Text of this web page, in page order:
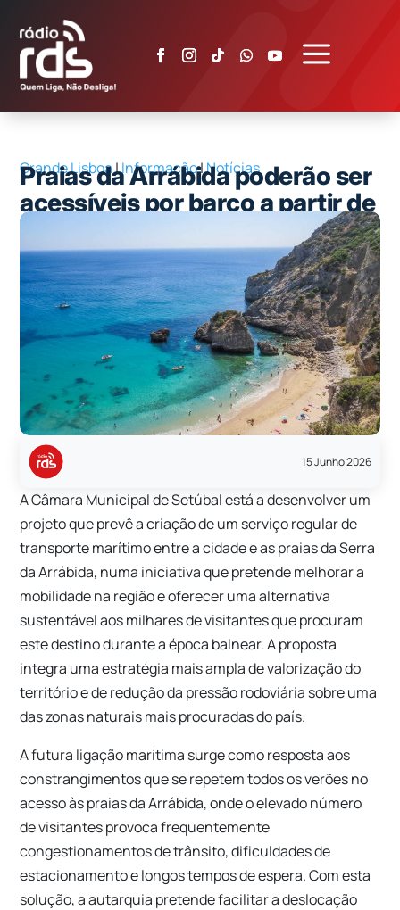
a
Grande Lisboa|Informação|Notícias
Praias da Arrábida poderão ser
acessíveis por barco a partir de
2027
15 Junho 2026
A Câmara Municipal de Setúbal está a desenvolver um
projeto que prevê a criação de um serviço regular de
transporte marítimo entre a cidade e as praias da Serra
da Arrábida, numa iniciativa que pretende melhorar a
mobilidade na região e oferecer uma alternativa
sustentável aos milhares de visitantes que procuram
este destino durante a época balnear. A proposta
integra uma estratégia mais ampla de valorização do
território e de redução da pressão rodoviária sobre uma
das zonas naturais mais procuradas do país.
A futura ligação marítima surge como resposta aos
constrangimentos que se repetem todos os verões no
acesso às praias da Arrábida, onde o elevado número
de visitantes provoca frequentemente
congestionamentos de trânsito, dificuldades de
estacionamento e longos tempos de espera. Com esta
solução, a autarquia pretende facilitar a deslocação